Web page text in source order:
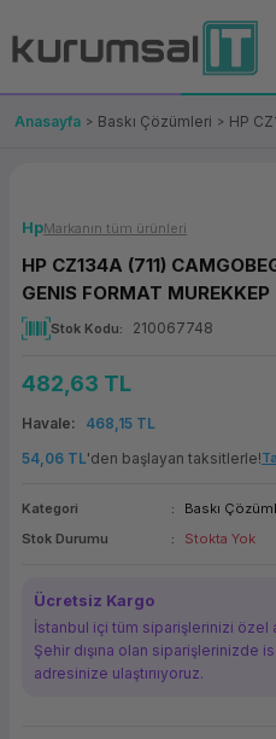
Geri Dön
Geri Dön
(Firewall)
Geri Dön
Makinesi
Makinesi
Geri Dön
Çözümleri
Geri Dön
Geri Dön
Bağlantı
Yedekleme
Geri Dön
Ürünler
Paketi
Anasayfa Baskı Çözümleri HP
HpMarkanın tüm ürünleri
HP CZ134A (711)
GENIS FORMAT
Stok Kodu 210067748
482,63 TL
Havale
468,15 TL
54,06 TL'den başlayan taksitlerle!
Kategori
Baskı
Stok Durumu
Stokta Yok
Ücretsiz Kargo
İstanbul içi tüm siparişlerinizi özel
Şehir dışına olan siparişlerinizde
adresinize ulaştırııyoruz.